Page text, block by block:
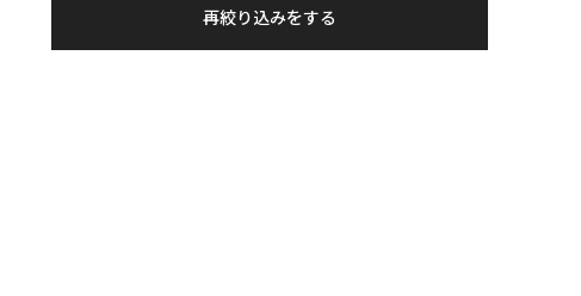
再絞り込みをする